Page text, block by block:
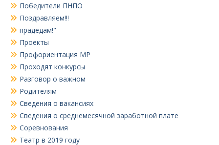
Победители ПНПО
Поздравляем!!!
прадедам!"
Проекты
Профориентация МР
Проходят конкурсы
Разговор о важном
Родителям
Сведения о вакансиях
Сведения о среднемесячной заработной плате
Соревнования
Театр в 2019 году